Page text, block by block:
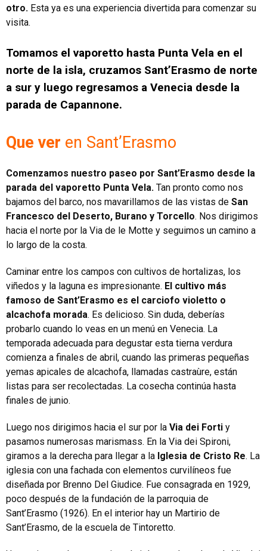
otro. Esta ya es una experiencia divertida para comenzar su
visita.
Tomamos el vaporetto hasta Punta Vela en el
norte de la isla, cruzamos Sant’Erasmo de norte
a sur y luego regresamos a Venecia desde la
parada de Capannone.
Que ver en Sant’Erasmo
Comenzamos nuestro paseo por Sant’Erasmo desde la
parada del vaporetto Punta Vela. Tan pronto como nos
bajamos del barco, nos mavarillamos de las vistas de San
Francesco del Deserto, Burano y Torcello. Nos dirigimos
hacia el norte por la Via de le Motte y seguimos un camino a
lo largo de la costa.
Caminar entre los campos con cultivos de hortalizas, los
viñedos y la laguna es impresionante. El cultivo más
famoso de Sant’Erasmo es el carciofo violetto o
alcachofa morada. Es delicioso. Sin duda, deberías
probarlo cuando lo veas en un menú en Venecia. La
temporada adecuada para degustar esta tierna verdura
comienza a finales de abril, cuando las primeras pequeñas
yemas apicales de alcachofa, llamadas castraùre, están
listas para ser recolectadas. La cosecha continúa hasta
finales de junio.
Luego nos dirigimos hacia el sur por la Via dei Forti y
pasamos numerosas marismass. En la Via dei Spironi,
giramos a la derecha para llegar a la Iglesia de Cristo Re. La
iglesia con una fachada con elementos curvilíneos fue
diseñada por Brenno Del Giudice. Fue consagrada en 1929,
poco después de la fundación de la parroquia de
Sant’Erasmo (1926). En el interior hay un Martirio de
Sant’Erasmo, de la escuela de Tintoretto.